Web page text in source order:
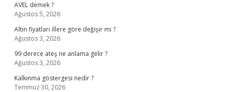
AVEL demek ?
Ağustos 5, 2026
Altın fiyatları illere göre değişir mi ?
Ağustos 3, 2026
99 derece ateş ne anlama gelir ?
Ağustos 3, 2026
Kalkınma göstergesi nedir ?
Temmuz 30, 2026